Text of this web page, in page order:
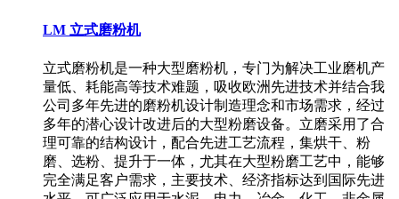
LM 立式磨粉机
立式磨粉机是一种大型磨粉机，专门为解决工业磨机产
量低、耗能高等技术难题，吸收欧洲先进技术并结合我
公司多年先进的磨粉机设计制造理念和市场需求，经过
多年的潜心设计改进后的大型粉磨设备。立磨采用了合
理可靠的结构设计，配合先进工艺流程，集烘干、粉
磨、选粉、提升于一体，尤其在大型粉磨工艺中，能够
完全满足客户需求，主要技术、经济指标达到国际先进